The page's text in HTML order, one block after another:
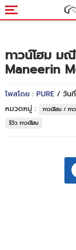
ทาวน์โฮม มณี
Maneerin
โพสโดย : PURE / วันที่
หมวดหมู่ :
ทาวน์โฮม / ทา
รีวิว ทาวน์โฮม